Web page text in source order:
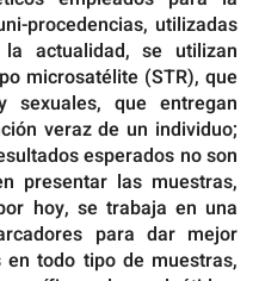
procedencias, utilizadas
actualidad, se utilizan
microsatélite (STR), que
sexuales, que entregan
veraz de un individuo;
esperados no son
presentar las muestras,
hoy, se trabaja en una
para dar mejor
todo tipo de muestras,